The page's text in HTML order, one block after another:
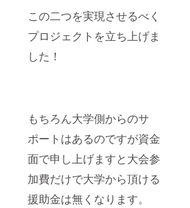
この二つを実現させるべく
プロジェクトを立ち上げま
した！
もちろん大学側からのサ
ポートはあるのですが資金
面で申し上げますと大会参
加費だけで大学から頂ける
援助金は無くなります。